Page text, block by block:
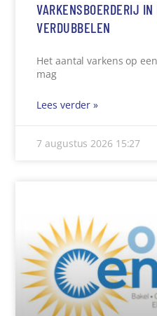
VARKENSBOERDERIJ
VERDUBBELEN
Het aantal varkens op
mag
Lees verder »
7 augustus 2026 15:27